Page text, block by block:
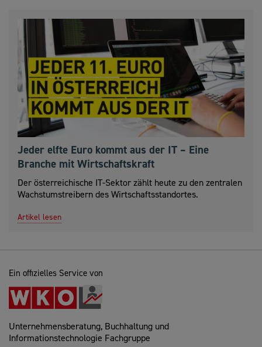
Jeder elfte Euro kommt aus der IT – Eine
Branche mit Wirtschaftskraft
Der österreichische IT-Sektor zählt heute zu den zentralen
Wachstumstreibern des Wirtschaftsstandortes.
Artikel lesen
Ein offizielles Service von
Unternehmensberatung, Buchhaltung und
Informationstechnologie Fachgruppe